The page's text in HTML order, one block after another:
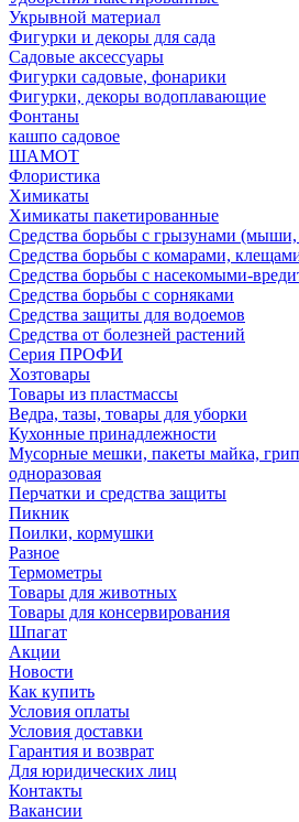
Укрывной материал
Фигурки и декоры для сада
Садовые аксессуары
Фигурки садовые, фонарики
Фигурки, декоры водоплавающие
Фонтаны
кашпо садовое
ШАМОТ
Флористика
Химикаты
Химикаты пакетированные
Средства борьбы с грызунами
Средства борьбы с комарами,
Средства борьбы с насекомыми-
Средства борьбы с сорняками
Средства защиты для водоемов
Средства от болезней растений
Серия ПРОФИ
Хозтовары
Товары из пластмассы
Ведра, тазы, товары для уборки
Кухонные принадлежности
Мусорные мешки, пакеты майка,
одноразовая
Перчатки и средства защиты
Пикник
Поилки, кормушки
Разное
Термометры
Товары для животных
Товары для консервирования
Шпагат
Акции
Новости
Как купить
Условия оплаты
Условия доставки
Гарантия и возврат
Для юридических лиц
Контакты
Вакансии